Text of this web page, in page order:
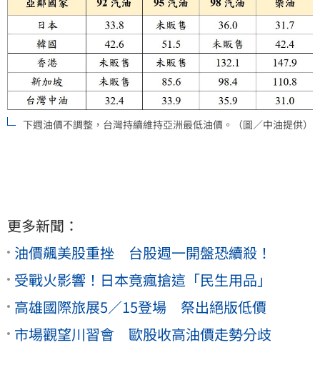
下週油價不調整，台灣持續維持亞洲最低油價。（圖／中油提供）
更多新聞：
油價飆美股重挫 台股週一開盤恐續殺！
受戰火影響！日本竟瘋搶這「民生用品」
高雄國際旅展5／15登場 祭出絕版低價
市場觀望川習會 歐股收高油價走勢分歧